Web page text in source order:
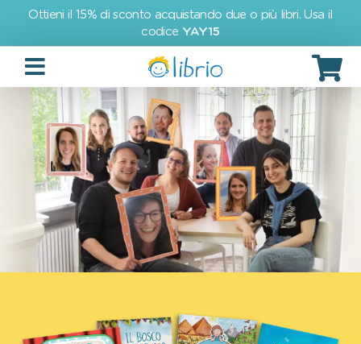
Ottieni il 15% di sconto acquistando due o più libri. Usa il
codice YAY15